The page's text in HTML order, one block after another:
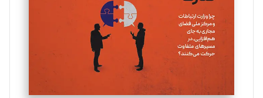
ملینا جعفری
تحریریه
مصطفی مسجدی آرانی